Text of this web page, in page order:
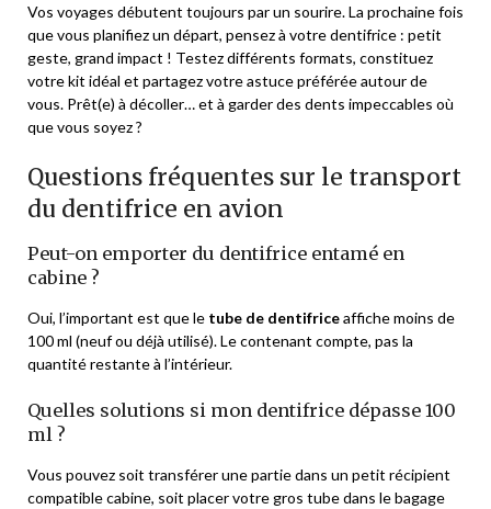
Vos voyages débutent toujours par un sourire. La prochaine fois
que vous planifiez un départ, pensez à votre dentifrice : petit
geste, grand impact ! Testez différents formats, constituez
votre kit idéal et partagez votre astuce préférée autour de
vous. Prêt(e) à décoller… et à garder des dents impeccables où
que vous soyez ?
Questions fréquentes sur le transport
du dentifrice en avion
Peut-on emporter du dentifrice entamé en
cabine ?
Oui, l’important est que le tube de dentifriceaffiche moins de
100 ml (neuf ou déjà utilisé). Le contenant compte, pas la
quantité restante à l’intérieur.
Quelles solutions si mon dentifrice dépasse 100
ml ?
Vous pouvez soit transférer une partie dans un petit récipient
compatible cabine, soit placer votre gros tube dans le bagage